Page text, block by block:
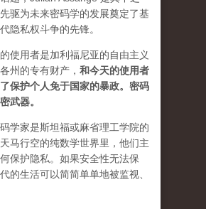
驱为未来密码学的发展奠定了基
隐私权斗争的先锋。
使用者是加利福尼亚的自由主义
州的专有财产， 和今天的使用者
保护个人免于国家的暴政。密码
武器。
学家是斯坦福或麻省理工学院的
马行空的纯数学世界里，他们主
保护隐私。如果安全性无法保
的生活可以简简单单地被监视、